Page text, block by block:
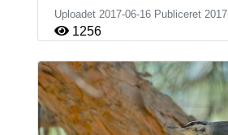
Uploadet 2017-06-16 Publiceret
1256